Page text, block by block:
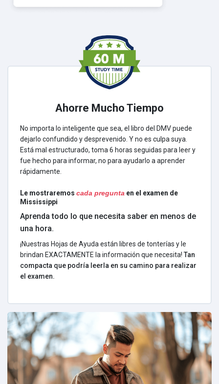
Ahorre Mucho Tiempo
No importa lo inteligente que sea, el libro del DMV puede
dejarlo confundido y desprevenido. Y no es culpa suya.
Está mal estructurado, toma 6 horas seguidas para leer y
fue hecho para informar, no para ayudarlo a aprender
rápidamente.
Le mostraremos cada pregunta en el examen de
Mississippi
Aprenda todo lo que necesita saber en menos de
una hora.
¡Nuestras Hojas de Ayuda están libres de tonterías y le
brindan EXACTAMENTE la información que necesita! Tan
compacta que podría leerla en su camino para realizar
el examen.